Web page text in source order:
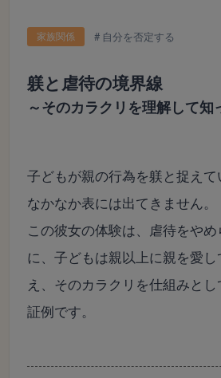
家族関係 自分を否定する
躾と虐待の境界線
～そのカラクリを理解して知
子どもが親の行為を躾と捉えて
なかなか表には出てきません。
この彼女の体験は、虐待をや
に、子どもは親以上に親を愛
え、そのカラクリを仕組みと
証例です。